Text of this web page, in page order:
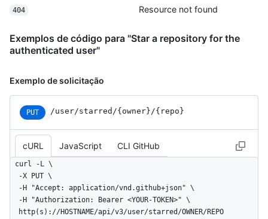
    "disabled": false,
    "visibility": "public",
    "created_at": "2011-01-26T19:01:12Z",
      "admin": false,
      "pull": true
    },
    "allow_rebase_merge": true,
    "template_repository": null,
    "temp_clone_token": "ABTLWHOULUVAXGTRYU7OC2876QJ2O",
    "allow_squash_merge": true,
    "allow_auto_merge": false,
404 Resource not found
Exemplos de código para "Star a repository for the
authenticated user"
Exemplo de solicitação
PUT /user/starred /{owner} /{repo}
cURL JavaScript CLI GitHub
curl -L \
  http(s)://HOSTNAME/api/v3/user/starred/OWNER/REPO